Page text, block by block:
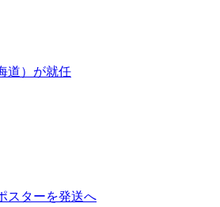
道）が就任
スターを発送へ